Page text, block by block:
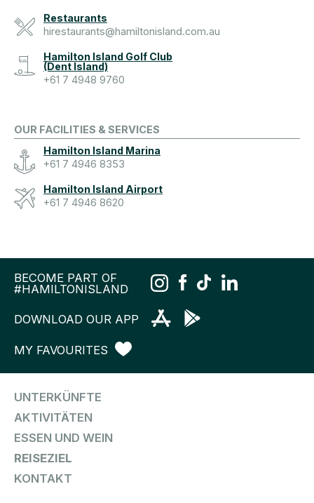
Restaurants
hirestaurants@hamiltonisland.com.au
Hamilton Island Golf Club
(Dent Island)
+61 7 4948 9760
OUR FACILITIES & SERVICES
Hamilton Island Marina
+61 7 4946 8353
Hamilton Island Airport
+61 7 4946 8620
BECOME PART OF
#HAMILTONISLAND
DOWNLOAD OUR APP
MY FAVOURITES
UNTERKÜNFTE
AKTIVITÄTEN
ESSEN UND WEIN
REISEZIEL
KONTAKT